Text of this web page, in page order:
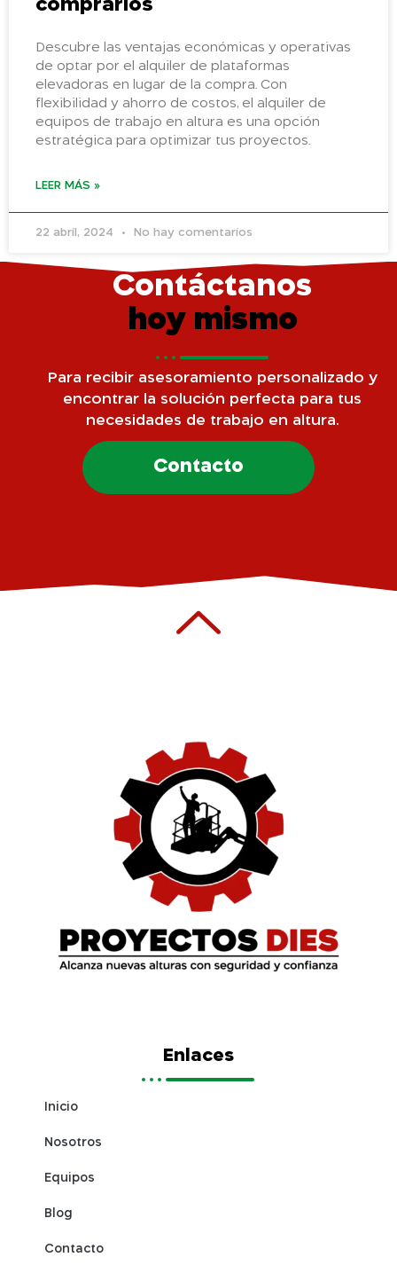
comprarlos
Descubre las ventajas económicas y operativas
de optar por el alquiler de plataformas
elevadoras en lugar de la compra. Con
flexibilidad y ahorro de costos, el alquiler de
equipos de trabajo en altura es una opción
estratégica para optimizar tus proyectos.
LEER MÁS »
22 abril, 2024 No hay comentarios
Contáctanos
hoy mismo
Para recibir asesoramiento personalizado y
encontrar la solución perfecta para tus
necesidades de trabajo en altura.
Contacto
Enlaces
Inicio
Nosotros
Equipos
Blog
Contacto